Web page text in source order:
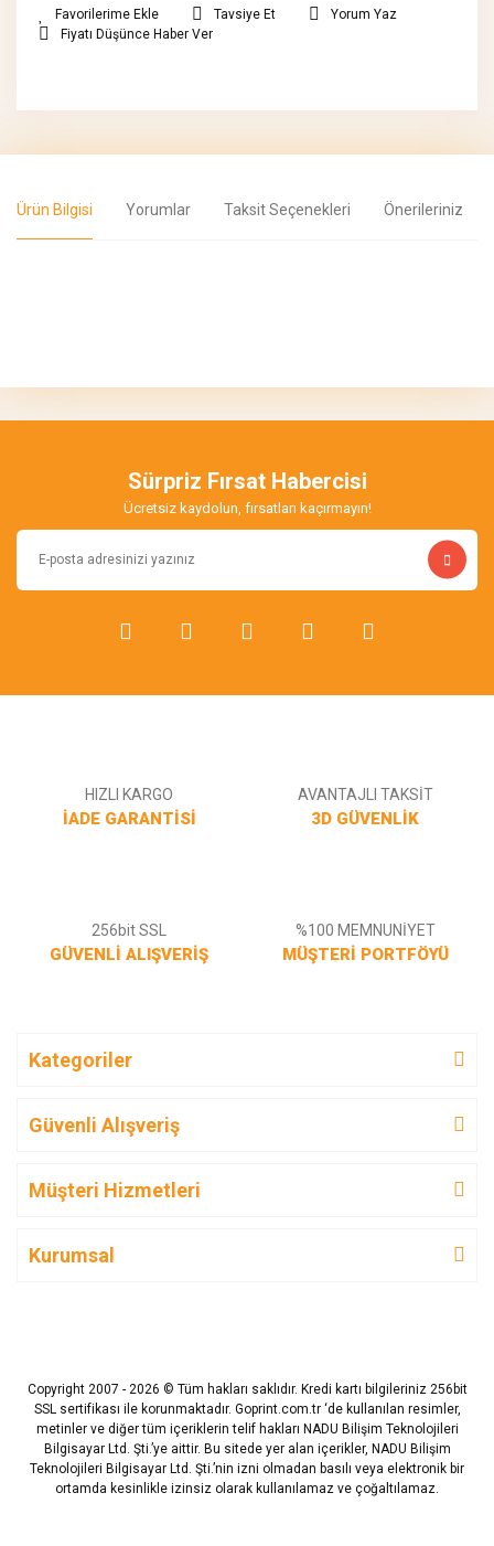
Tavsiye Et
Yorum Yaz
Fiyatı Düşünce Haber Ver
Ürün Bilgisi Yorumlar Taksit Seçenekleri Önerileriniz
Yorum Yaz
Ürün bilgilerinde hatalar bulunuyor.
Ürün fiyatı diğer sitelerden daha pahalı.
Bu ürüne benzer farklı alternatifler olmalı.
Sürpriz Fırsat Habercisi
Ücretsiz kaydolun, fırsatları kaçırmayın!
HIZLI KARGO
İADE GARANTİSİ
AVANTAJLI TAKSİT
3D GÜVENLİK
256bit SSL
GÜVENLİ ALIŞVERİŞ
%100 MEMNUNİYET
MÜŞTERİ PORTFÖYÜ
Kategoriler
Güvenli Alışveriş
Müşteri Hizmetleri
Kurumsal
Copyright 2007 - 2026 © Tüm hakları saklıdır. Kredi kartı bilgileriniz 256bit
SSL sertifikası ile korunmaktadır. Goprint.com.tr ‘de kullanılan resimler,
metinler ve diğer tüm içeriklerin telif hakları NADU Bilişim Teknolojileri
Bilgisayar Ltd. Şti.’ye aittir. Bu sitede yer alan içerikler, NADU Bilişim
Teknolojileri Bilgisayar Ltd. Şti.’nin izni olmadan basılı veya elektronik bir
ortamda kesinlikle izinsiz olarak kullanılamaz ve çoğaltılamaz.